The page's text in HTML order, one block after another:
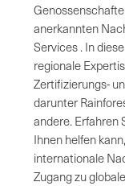
anerkannten
Services . In
regionale
Zertifizierungs-
darunter
andere. Erfahren
Ihnen helfen
internationale
Zugang zu